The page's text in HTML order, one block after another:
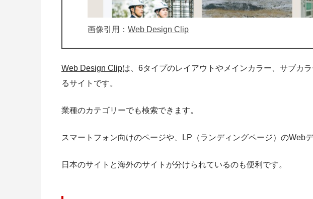
画像引用： Web Design Clip
Web Design Clipは、6タイプのレイアウトやメインカラー、サブカ
るサイトです。
業種のカテゴリーでも検索できます。
スマートフォン向けのページや、LP（ランディングページ）のWeb
日本のサイトと海外のサイトが分けられているのも便利です。